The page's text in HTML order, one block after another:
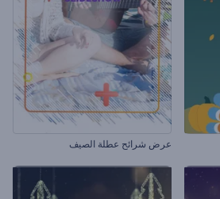
عرض شرائح عطلة الصيف